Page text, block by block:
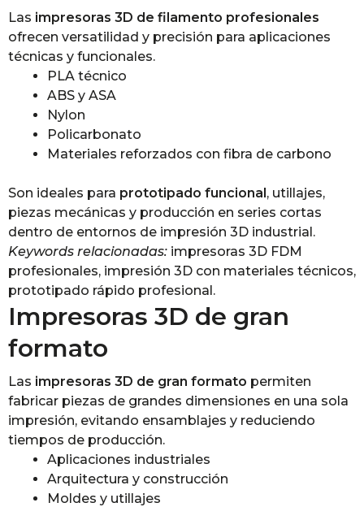
Las impresoras 3D de filamento profesionales
ofrecen versatilidad y precisión para aplicaciones
técnicas y funcionales.
PLA técnico
ABS y ASA
Nylon
Policarbonato
Materiales reforzados con fibra de carbono
Son ideales para prototipado funcional, utillajes,
piezas mecánicas y producción en series cortas
dentro de entornos de impresión 3D industrial.
Keywords relacionadas: impresoras 3D FDM
profesionales, impresión 3D con materiales técnicos,
prototipado rápido profesional.
Impresoras 3D de gran
formato
Las impresoras 3D de gran formato permiten
fabricar piezas de grandes dimensiones en una sola
impresión, evitando ensamblajes y reduciendo
tiempos de producción.
Aplicaciones industriales
Arquitectura y construcción
Moldes y utillajes